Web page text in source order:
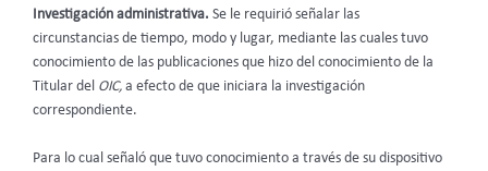
Investigación administrativa. Se le requirió señalar las
circunstancias de tiempo, modo y lugar, mediante las cuales tuvo
conocimiento de las publicaciones que hizo del conocimiento de la
Titular del OIC, a efecto de que iniciara la investigación
correspondiente.
Para lo cual señaló que tuvo conocimiento a través de su dispositivo